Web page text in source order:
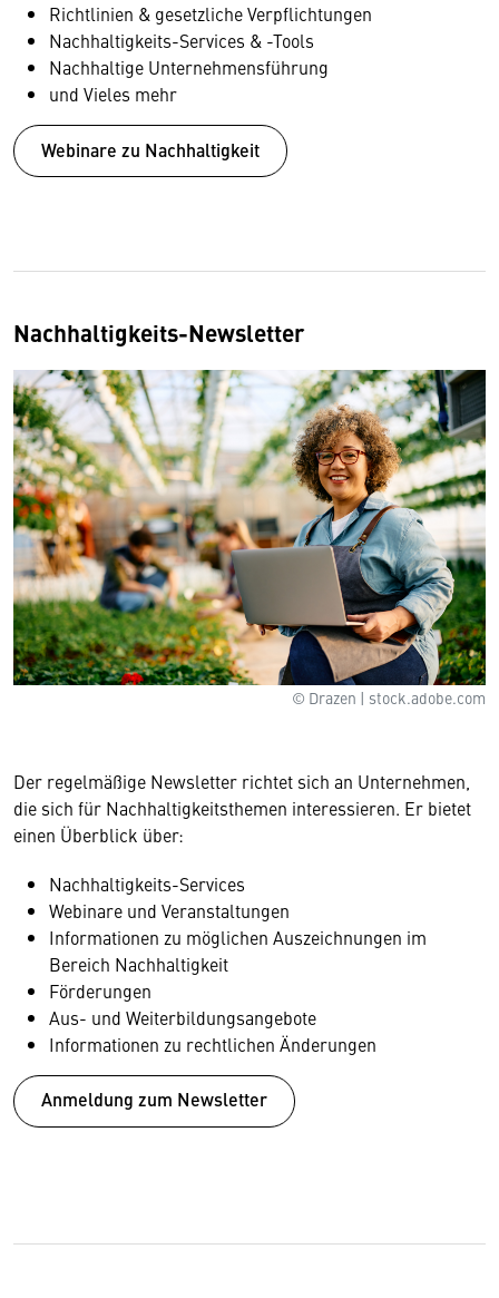
Richtlinien & gesetzliche Verpflichtungen
Nachhaltigkeits-Services & -Tools
Nachhaltige Unternehmensführung
und Vieles mehr
Webinare zu Nachhaltigkeit
Nachhaltigkeits-Newsletter
© Drazen | stock.adobe.com
Der regelmäßige Newsletter richtet sich an Unternehmen,
die sich für Nachhaltigkeitsthemen interessieren. Er bietet
einen Überblick über:
Nachhaltigkeits-Services
Webinare und Veranstaltungen
Informationen zu möglichen Auszeichnungen im
Bereich Nachhaltigkeit
Förderungen
Aus- und Weiterbildungsangebote
Informationen zu rechtlichen Änderungen
Anmeldung zum Newsletter